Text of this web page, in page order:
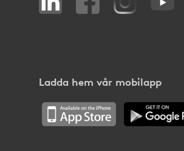
Ladda hem vår mobilapp